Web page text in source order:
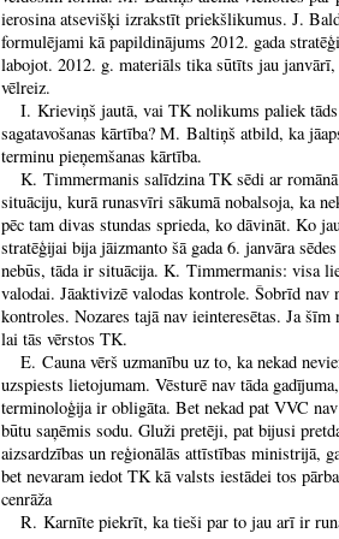
ierosina atsevišķi izrakstīt priekšlikumus. J.
formulējami kā papildinājums 2012. gada
labojot. 2012. g. materiāls tika sūtīts jau
vēlreiz.
I. Krieviņš jautā, vai TK nolikums paliek
sagatavošanas kārtība? M. Baltiņš atbild, ka
terminu pieņemšanas kārtība.
K. Timmermanis salīdzina TK sēdi ar
situāciju, kurā runasvīri sākumā nobalsoja, ka
pēc tam divas stundas sprieda, ko dāvināt. Ko
stratēģijai bija jāizmanto šā gada 6. janvāra
nebūs, tāda ir situācija. K. Timmermanis: visa
valodai. Jāaktivizē valodas kontrole. Šobrīd nav
kontroles. Nozares tajā nav ieinteresētas. Ja šīm
lai tās vērstos TK.
E. Cauna vērš uzmanību uz to, ka nekad
uzspiests lietojumam. Vēsturē nav tāda
terminoloģija ir obligāta. Bet nekad pat VVC
būtu saņēmis sodu. Gluži pretēji, pat bijusi
aizsardzības un reģionālās attīstības ministrijā,
bet nevaram iedot TK kā valsts iestādei tos
cenrāža
R. Karnīte piekrīt, ka tieši par to jau arī ir